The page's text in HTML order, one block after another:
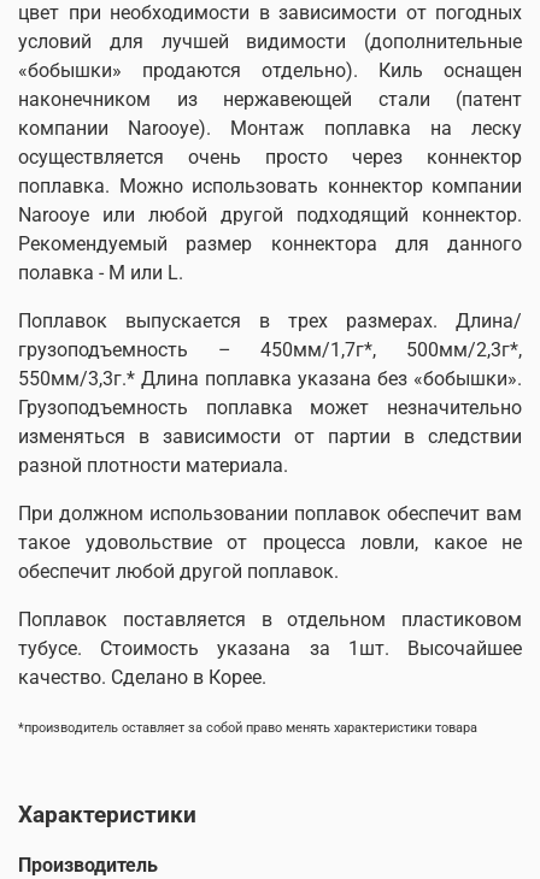
цвет при необходимости в зависимости от погодных
условий для лучшей видимости (дополнительные
«бобышки» продаются отдельно). Киль оснащен
наконечником из нержавеющей стали (патент
компании Narooye). Монтаж поплавка на леску
осуществляется очень просто через коннектор
поплавка. Можно использовать коннектор компании
Narooye или любой другой подходящий коннектор.
Рекомендуемый размер коннектора для данного
полавка - M или L.
Поплавок выпускается в трех размерах. Длина/
грузоподъемность – 450мм/1,7г*,
500мм/2,3г*,
550мм/3,3г.* Длина поплавка указана без «бобышки».
Грузоподъемность поплавка может незначительно
изменяться в зависимости от партии в следствии
разной плотности материала.
При должном использовании поплавок обеспечит вам
такое удовольствие от процесса ловли, какое не
обеспечит любой другой поплавок.
Поплавок поставляется в отдельном пластиковом
тубусе. Стоимость указана за 1шт. Высочайшее
качество. Сделано в Корее.
*производитель оставляет за собой право менять характеристики товара
Характеристики
Производитель